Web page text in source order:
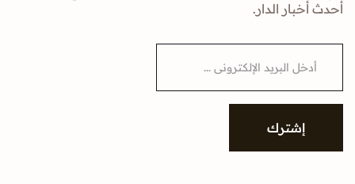
أحدث أخبار الدار.
i
إشترك